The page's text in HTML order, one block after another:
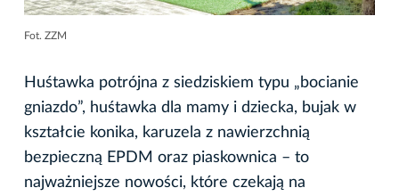
Fot. ZZM
Huśtawka potrójna z siedziskiem typu „bocianie
gniazdo”, huśtawka dla mamy i dziecka, bujak w
kształcie konika, karuzela z nawierzchnią
bezpieczną EPDM oraz piaskownica – to
najważniejsze nowości, które czekają na